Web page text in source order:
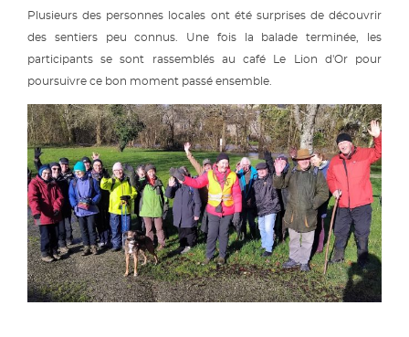
Plusieurs des personnes locales ont été surprises de découvrir
des sentiers peu connus. Une fois la balade terminée, les
participants se sont rassemblés au café Le Lion d'Or pour
poursuivre ce bon moment passé ensemble.